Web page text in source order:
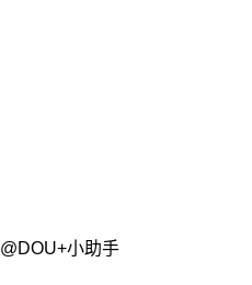
@DOU+小助手